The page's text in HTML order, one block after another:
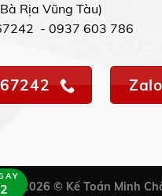
Rịa Vũng Tàu)
- 0937 603 786
Zalo
2026 © Kế Toán Minh